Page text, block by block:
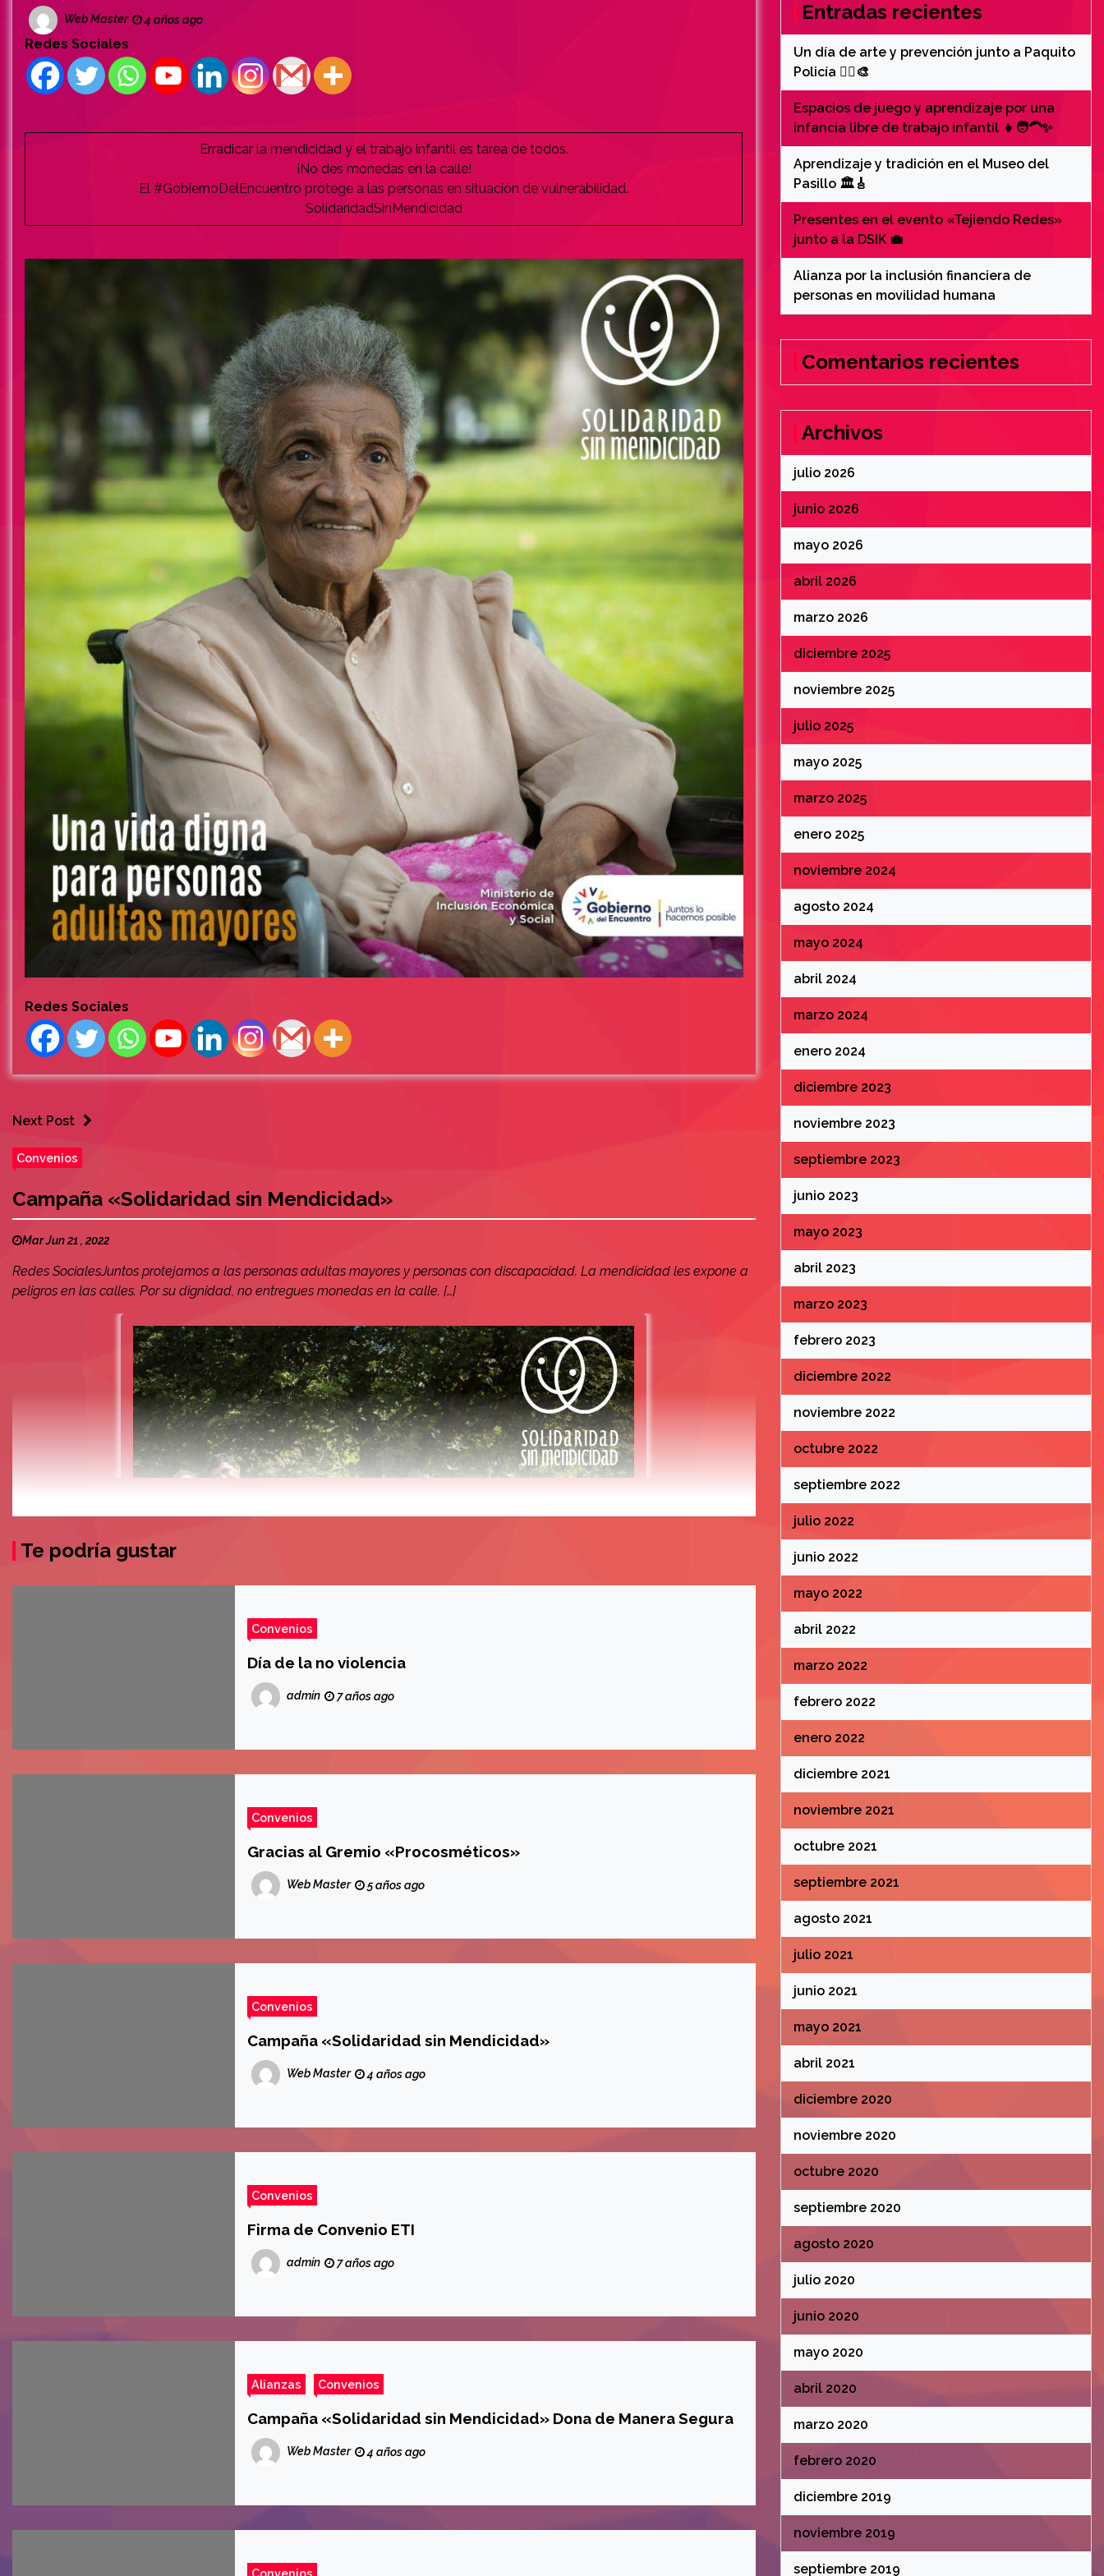
Web Master 4 años ago
Redes Sociales
Erradicar la mendicidad y el trabajo infantil es tarea de todos.
¡No des monedas en la calle!
El #GobiernoDelEncuentro protege a las personas en situación de vulnerabilidad.
SolidaridadSinMendicidad
Redes Sociales
Next Post
Convenios
Campaña «Solidaridad sin Mendicidad»
Mar Jun 21 , 2022
Redes SocialesJuntos protejamos a las personas adultas mayores y personas con discapacidad. La mendicidad les expone a
peligros en las calles. Por su dignidad, no entregues monedas en la calle. […]
Te podría gustar
Convenios
Día de la no violencia
admin 7 años ago
Convenios
Gracias al Gremio «Procosméticos»
Web Master 5 años ago
Convenios
Campaña «Solidaridad sin Mendicidad»
Web Master 4 años ago
Convenios
Firma de Convenio ETI
admin 7 años ago
Alianzas Convenios
Campaña «Solidaridad sin Mendicidad» Dona de Manera Segura
Web Master 4 años ago
Convenios
Entradas recientes
Un día de arte y prevención junto a Paquito
Policía 👮‍♂️🎨
Espacios de juego y aprendizaje por una
infancia libre de trabajo infantil 👧🧑‍🦱✨
Aprendizaje y tradición en el Museo del
Pasillo 🏛️🎸
Presentes en el evento «Tejiendo Redes»
junto a la DSIK 💼
Alianza por la inclusión financiera de
personas en movilidad humana
Comentarios recientes
Archivos
julio 2026
junio 2026
mayo 2026
abril 2026
marzo 2026
diciembre 2025
noviembre 2025
julio 2025
mayo 2025
marzo 2025
enero 2025
noviembre 2024
agosto 2024
mayo 2024
abril 2024
marzo 2024
enero 2024
diciembre 2023
noviembre 2023
septiembre 2023
junio 2023
mayo 2023
abril 2023
marzo 2023
febrero 2023
diciembre 2022
noviembre 2022
octubre 2022
septiembre 2022
julio 2022
junio 2022
mayo 2022
abril 2022
marzo 2022
febrero 2022
enero 2022
diciembre 2021
noviembre 2021
octubre 2021
septiembre 2021
agosto 2021
julio 2021
junio 2021
mayo 2021
abril 2021
diciembre 2020
noviembre 2020
octubre 2020
septiembre 2020
agosto 2020
julio 2020
junio 2020
mayo 2020
abril 2020
marzo 2020
febrero 2020
diciembre 2019
noviembre 2019
septiembre 2019